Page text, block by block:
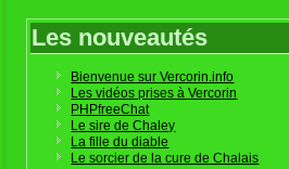
Les nouveautés
Bienvenue sur Vercorin.info
Les vidéos prises à Vercorin
PHPfreeChat
Le sire de Chaley
La fille du diable
Le sorcier de la cure de Chalais